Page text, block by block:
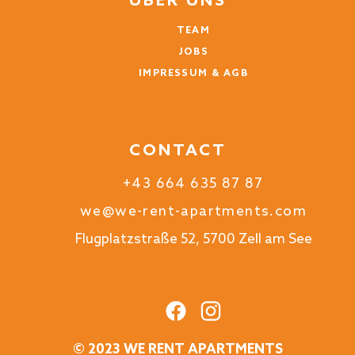
Der Gast hat kein Kommentar in dieser
WAR DIES HILFREICH?
TEAM
JOBS
IMPRESSUM & AGB
CONTACT
+43 664 635 87 87
we@we-rent-apartments.com
Flugplatzstraße 52, 5700 Zell am See
© 2023 WE RENT APARTMENTS